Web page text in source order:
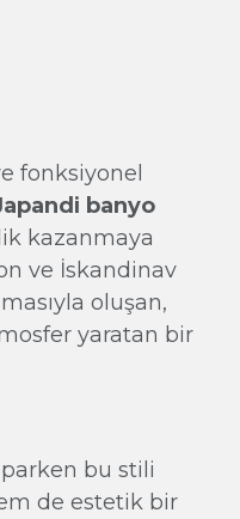
fonksiyonel
banyo
kazanmaya
ve İskandinav
oluşan,
yaratan bir
bu stili
de estetik bir